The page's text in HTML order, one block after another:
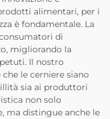
alimentari, per i
è fondamentale. La
di
migliorando la
Il nostro
le cerniere siano
sia ai produttori
non solo
ma distingue anche le